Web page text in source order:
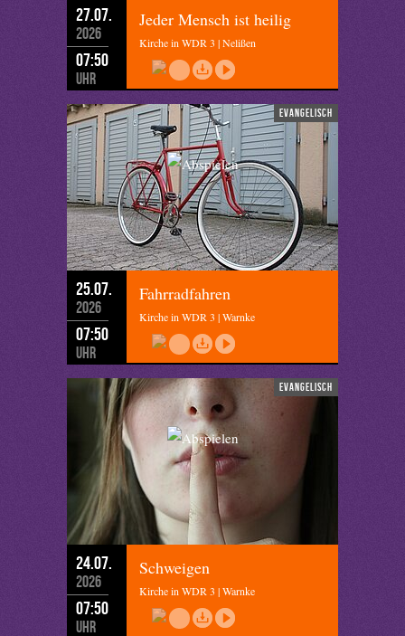
27.07.
2026
07:50
Uhr
Jeder Mensch ist heilig
Kirche in WDR 3 | Nelißen
evangelisch
25.07.
2026
07:50
Uhr
Fahrradfahren
Kirche in WDR 3 | Warnke
evangelisch
24.07.
2026
07:50
Uhr
Schweigen
Kirche in WDR 3 | Warnke